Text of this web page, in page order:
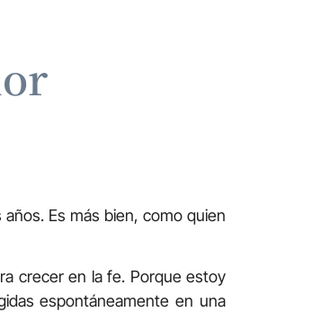
Es más bien, como quien
crecer en la fe. Porque estoy
espontáneamente en una